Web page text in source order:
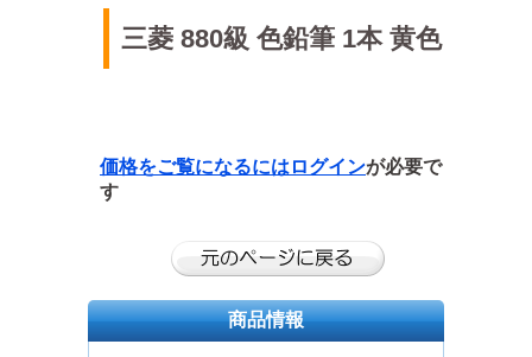
三菱 880級 色鉛筆 1本 黄色
価格をご覧になるには ログインが必要で
す
商品情報